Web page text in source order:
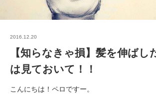
2016.12.20
【知らなきゃ損】髪を伸ばし
は見ておいて！！
こんにちは！ペロですー。